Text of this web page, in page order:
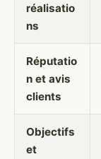
réalisatio
ns
Réputatio
n et avis
clients
Objectifs
et